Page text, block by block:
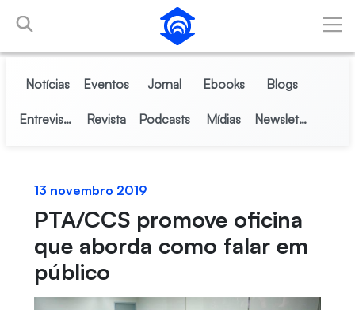
Pular para o Conteúdo principal
Notícias Eventos Jornal Ebooks Blogs
Entrevistas Revista Podcasts Mídias Newsletter
13 novembro 2019
PTA/CCS promove oficina
que aborda como falar em
público